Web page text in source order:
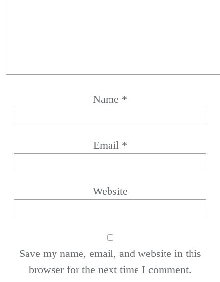
Name *
Email *
Website
Save my name, email, and website in this
browser for the next time I comment.